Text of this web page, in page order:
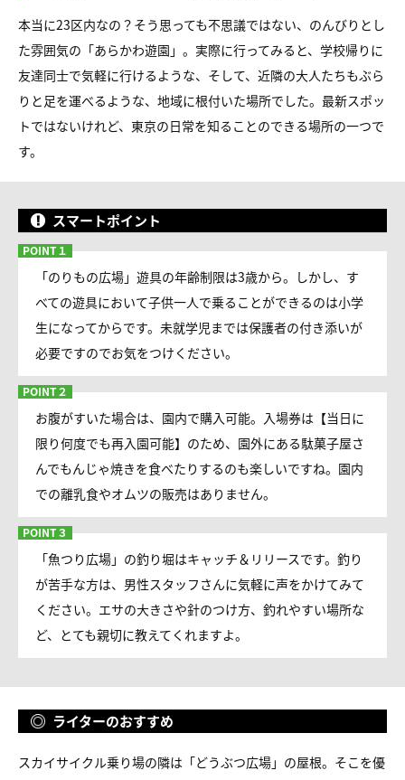
本当に23区内なの？そう思っても不思議ではない、のんびりとし
た雰囲気の「あらかわ遊園」。実際に行ってみると、学校帰りに
友達同士で気軽に行けるような、そして、近隣の大人たちもぶら
りと足を運べるような、地域に根付いた場所でした。最新スポッ
トではないけれど、東京の日常を知ることのできる場所の一つで
す。
スマートポイント
「のりもの広場」遊具の年齢制限は3歳から。しかし、す
べての遊具において子供一人で乗ることができるのは小学
生になってからです。未就学児までは保護者の付き添いが
必要ですのでお気をつけください。
お腹がすいた場合は、園内で購入可能。入場券は【当日に
限り何度でも再入園可能】のため、園外にある駄菓子屋さ
んでもんじゃ焼きを食べたりするのも楽しいですね。園内
での離乳食やオムツの販売はありません。
「魚つり広場」の釣り堀はキャッチ＆リリースです。釣り
が苦手な方は、男性スタッフさんに気軽に声をかけてみて
ください。エサの大きさや針のつけ方、釣れやすい場所な
ど、とても親切に教えてくれますよ。
ライターのおすすめ
スカイサイクル乗り場の隣は「どうぶつ広場」の屋根。そこを優